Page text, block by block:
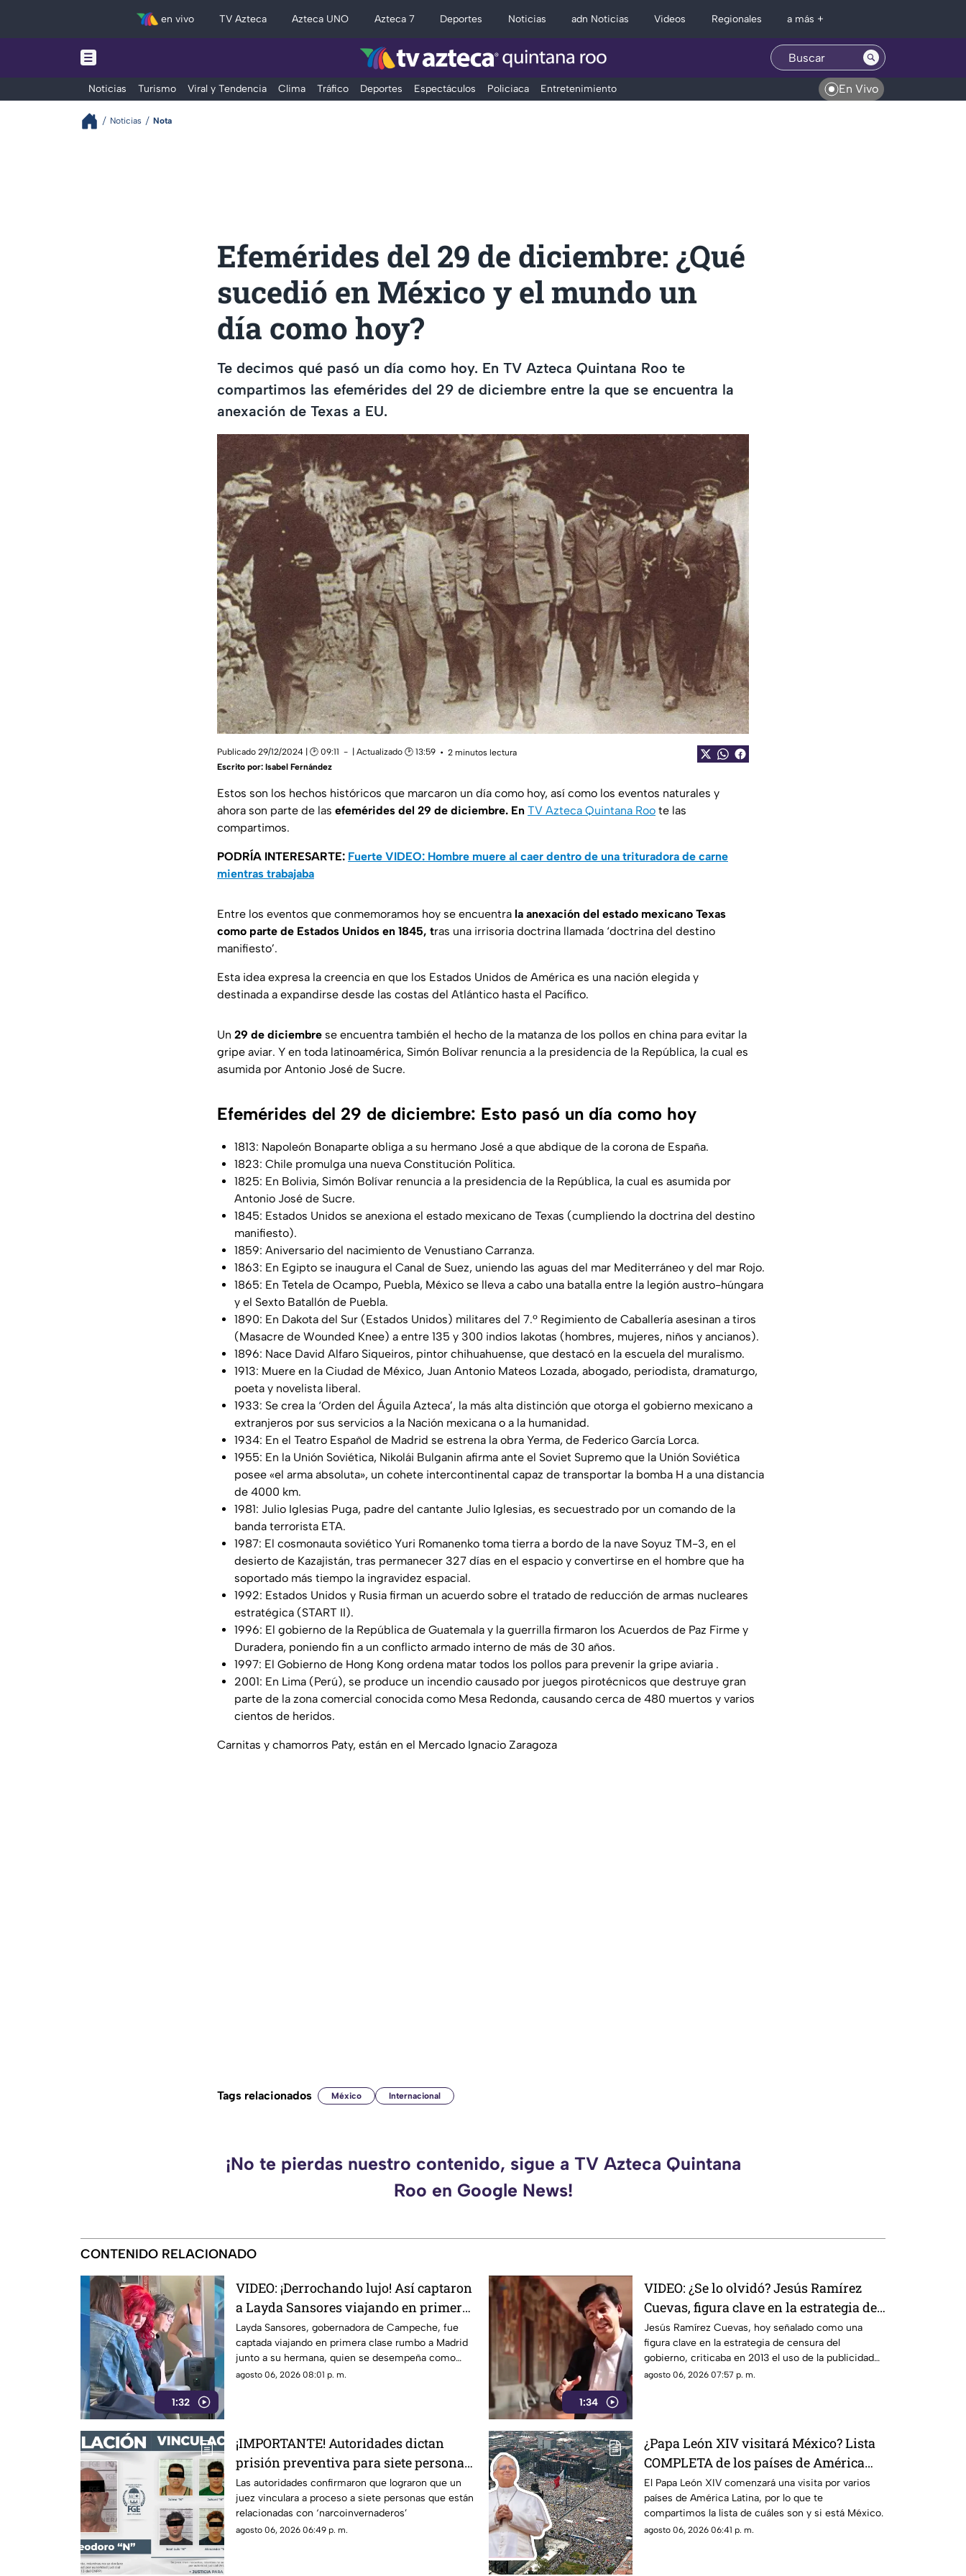
en vivo TV Azteca Azteca UNO Azteca 7 Deportes Noticias adn Noticias Videos Regionales a más +
Noticias Turismo Viral y Tendencia Clima Tráfico Deportes Espectáculos Policiaca Entretenimiento En Vivo
Noticias Nota
Efemérides del 29 de diciembre: ¿Qué
sucedió en México y el mundo un
día como hoy?
Te decimos qué pasó un día como hoy. En TV Azteca Quintana Roo te
compartimos las efemérides del 29 de diciembre entre la que se encuentra la
anexación de Texas a EU.
Publicado 29/12/2024 | 🕑 09:11 | Actualizado 🕑 13:59
2 minutos lectura
Escrito por: Isabel Fernández
Estos son los hechos históricos que marcaron un día como hoy, así como los eventos naturales y
ahora son parte de las efemérides del 29 de diciembre. En TV Azteca Quintana Roo te las
compartimos.
PODRÍA INTERESARTE: Fuerte VIDEO: Hombre muere al caer dentro de una trituradora de carne
mientras trabajaba
Entre los eventos que conmemoramos hoy se encuentra la anexación del estado mexicano Texas
como parte de Estados Unidos en 1845, tras una irrisoria doctrina llamada ‘doctrina del destino
manifiesto’.
Esta idea expresa la creencia en que los Estados Unidos de América es una nación elegida y
destinada a expandirse desde las costas del Atlántico hasta el Pacífico.
Un 29 de diciembre se encuentra también el hecho de la matanza de los pollos en china para evitar la
gripe aviar. Y en toda latinoamérica, Simón Bolívar renuncia a la presidencia de la República, la cual es
asumida por Antonio José de Sucre.
Efemérides del 29 de diciembre: Esto pasó un día como hoy
1813: Napoleón Bonaparte obliga a su hermano José a que abdique de la corona de España.
1823: Chile promulga una nueva Constitución Política.
1825: En Bolivia, Simón Bolívar renuncia a la presidencia de la República, la cual es asumida por
Antonio José de Sucre.
1845: Estados Unidos se anexiona el estado mexicano de Texas (cumpliendo la doctrina del destino
manifiesto).
1859: Aniversario del nacimiento de Venustiano Carranza.
1863: En Egipto se inaugura el Canal de Suez, uniendo las aguas del mar Mediterráneo y del mar Rojo.
1865: En Tetela de Ocampo, Puebla, México se lleva a cabo una batalla entre la legión austro-húngara
y el Sexto Batallón de Puebla.
1890: En Dakota del Sur (Estados Unidos) militares del 7.º Regimiento de Caballería asesinan a tiros
(Masacre de Wounded Knee) a entre 135 y 300 indios lakotas (hombres, mujeres, niños y ancianos).
1896: Nace David Alfaro Siqueiros, pintor chihuahuense, que destacó en la escuela del muralismo.
1913: Muere en la Ciudad de México, Juan Antonio Mateos Lozada, abogado, periodista, dramaturgo,
poeta y novelista liberal.
1933: Se crea la ‘Orden del Águila Azteca’, la más alta distinción que otorga el gobierno mexicano a
extranjeros por sus servicios a la Nación mexicana o a la humanidad.
1934: En el Teatro Español de Madrid se estrena la obra Yerma, de Federico García Lorca.
1955: En la Unión Soviética, Nikolái Bulganin afirma ante el Soviet Supremo que la Unión Soviética
posee «el arma absoluta», un cohete intercontinental capaz de transportar la bomba H a una distancia
de 4000 km.
1981: Julio Iglesias Puga, padre del cantante Julio Iglesias, es secuestrado por un comando de la
banda terrorista ETA.
1987: El cosmonauta soviético Yuri Romanenko toma tierra a bordo de la nave Soyuz TM-3, en el
desierto de Kazajistán, tras permanecer 327 días en el espacio y convertirse en el hombre que ha
soportado más tiempo la ingravidez espacial.
1992: Estados Unidos y Rusia firman un acuerdo sobre el tratado de reducción de armas nucleares
estratégica (START II).
1996: El gobierno de la República de Guatemala y la guerrilla firmaron los Acuerdos de Paz Firme y
Duradera, poniendo fin a un conflicto armado interno de más de 30 años.
1997: El Gobierno de Hong Kong ordena matar todos los pollos para prevenir la gripe aviaria .
2001: En Lima (Perú), se produce un incendio causado por juegos pirotécnicos que destruye gran
parte de la zona comercial conocida como Mesa Redonda, causando cerca de 480 muertos y varios
cientos de heridos.
Carnitas y chamorros Paty, están en el Mercado Ignacio Zaragoza
Tags relacionados México Internacional
¡No te pierdas nuestro contenido, sigue a TV Azteca Quintana
Roo en Google News!
CONTENIDO RELACIONADO
1:32
VIDEO: ¡Derrochando lujo! Así captaron
a Layda Sansores viajando en primera
clase a Madrid; iba con su hermana
titular del DIF de Campeche
Layda Sansores, gobernadora de Campeche, fue
captada viajando en primera clase rumbo a Madrid
junto a su hermana, quien se desempeña como
directora del DIF estatal.
agosto 06, 2026 08:01 p. m.
1:34
VIDEO: ¿Se lo olvidó? Jesús Ramírez
Cuevas, figura clave en la estrategia de
censura del gobierno, criticaba la
publicidad para censurar a medios
Jesús Ramírez Cuevas, hoy señalado como una
figura clave en la estrategia de censura del
gobierno, criticaba en 2013 el uso de la publicidad
oficial para censurar a los medios de comunicación.
agosto 06, 2026 07:57 p. m.
¡IMPORTANTE! Autoridades dictan
prisión preventiva para siete personas
relacionadas con narcoinvernaderos
Las autoridades confirmaron que lograron que un
juez vinculara a proceso a siete personas que están
relacionadas con ‘narcoinvernaderos’
agosto 06, 2026 06:49 p. m.
¿Papa León XIV visitará México? Lista
COMPLETA de los países de América
Latina a los que llegará
El Papa León XIV comenzará una visita por varios
países de América Latina, por lo que te
compartimos la lista de cuáles son y si está México.
agosto 06, 2026 06:41 p. m.